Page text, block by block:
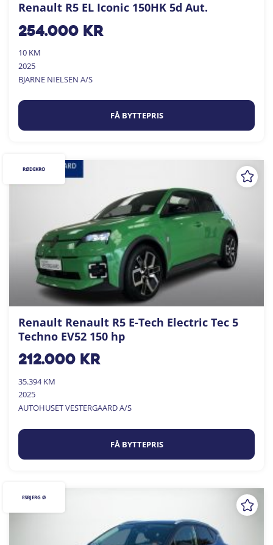
Renault R5 EL Iconic 150HK 5d Aut.
254.000kr
10 KM
2025
BJARNE NIELSEN A/S
FÅ BYTTEPRIS
Renault Renault R5 E-Tech Electric Tec 5
Techno EV52 150 hp
212.000kr
35.394 KM
2025
AUTOHUSET VESTERGAARD A/S
FÅ BYTTEPRIS
RØDEKRO
ESBJERG Ø